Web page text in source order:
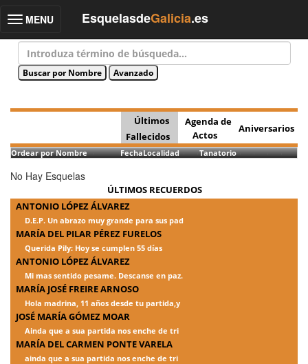
Toggle
MENU EsquelasdeGalicia.es
Últimos
Fallecidos
Agenda de
Actos
Aniversarios
Ordear por Nombre FechaLocalidad Tanatorio
No Hay Esquelas
ÚLTIMOS RECUERDOS
ANTONIO LÓPEZ ÁLVAREZ
D.E.P. Un abrazo muy grande para sus pad
MARÍA DEL PILAR PÉREZ FURELOS
Querida Pily: Hoy se cumplen 55 días
ANTONIO LÓPEZ ÁLVAREZ
Mi mas sentido pesame. Descanse en paz.
MARÍA JOSÉ FREIRE ARNOSO
Hola madrina, 11 años desde tu partida,y
JOSÉ MARÍA GÓMEZ MOAR
Ainda que a sua partida nos enche de tri
MARÍA DEL CARMEN PONTE VARELA
ainda que a sua partida nos enche de tri